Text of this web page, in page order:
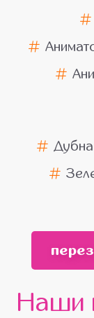
Дубна
Наши